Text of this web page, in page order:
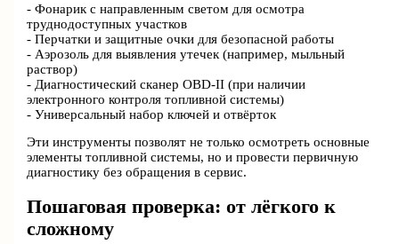
- Фонарик с направленным светом для осмотра
труднодоступных участков
- Перчатки и защитные очки для безопасной работы
- Аэрозоль для выявления утечек (например, мыльный
раствор)
- Диагностический сканер OBD-II (при наличии
электронного контроля топливной системы)
- Универсальный набор ключей и отвёрток
Эти инструменты позволят не только осмотреть основные
элементы топливной системы, но и провести первичную
диагностику без обращения в сервис.
Пошаговая проверка: от лёгкого к
сложному